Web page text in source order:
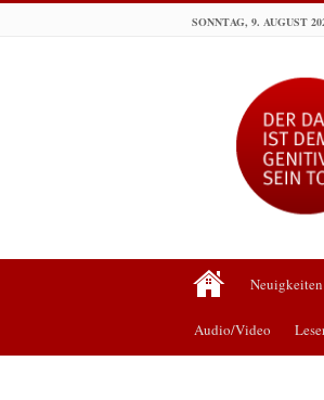
SONNTAG, 9. AUGUST
Neuigkeiten
Audio/Video